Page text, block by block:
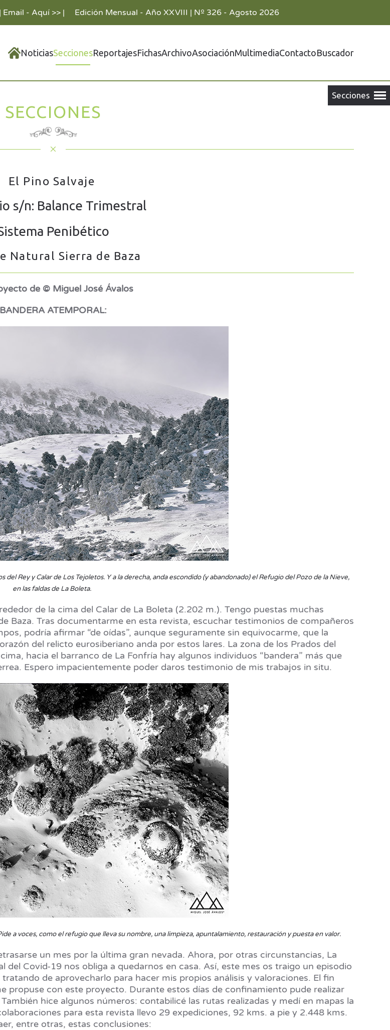
Email - Aquí >>| Edición Mensual - Año XXVIII | Nº 326 - Agosto 2026
NoticiasSeccionesReportajesFichasArchivoAsociaciónMultimediaContactoBuscador
SECCIONES
El Pino Salvaje
s/n: Balance Trimestral
Penibético
Natural Sierra de Baza
de © Miguel José Ávalos
BANDERA ATEMPORAL:
Rey y Calar de Los Tejoletos. Y a la derecha, anda escondido (y abandonado) el Refugio del Pozo de la Nieve,
en las faldas de La Boleta.
de la cima del Calar de La Boleta (2.202 m.). Tengo puestas muchas
Baza. Tras documentarme en esta revista, escuchar testimonios de compañeros
podría afirmar “de oídas”, aunque seguramente sin equivocarme, que la
del relicto eurosiberiano anda por estos lares. La zona de los Prados del
hacia el barranco de La Fonfría hay algunos individuos “bandera” más que
Espero impacientemente poder daros testimonio de mis trabajos in situ.
a voces, como el refugio que lleva su nombre, una limpieza, apuntalamiento, restauración y puesta en valor.
un mes por la última gran nevada. Ahora, por otras circunstancias, La
del Covid-19 nos obliga a quedarnos en casa. Así, este mes os traigo un episodio
de aprovecharlo para hacer mis propios análisis y valoraciones. El fin
propuse con este proyecto. Durante estos días de confinamiento pude realizar
hice algunos números: contabilicé las rutas realizadas y medí en mapas la
para esta revista llevo 29 expediciones, 92 kms. a pie y 2.448 kms.
entre otras, estas conclusiones: